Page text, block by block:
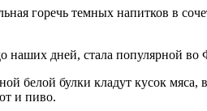
горечь темных напитков в
дней, стала популярной во
белой булки кладут кусок
и пиво.